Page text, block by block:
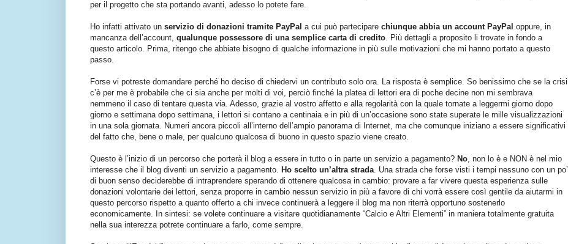
per il progetto che sta portando avanti, adesso lo potete fare.
Ho infatti attivato un servizio di donazioni tramite PayPal a cui può partecipare chiunque abbia un account PayPal oppure, in
mancanza dell’account, qualunque possessore di una semplice carta di credito. Più dettagli a proposito li trovate in fondo a
questo articolo. Prima, ritengo che abbiate bisogno di qualche informazione in più sulle motivazioni che mi hanno portato a questo
passo.
Forse vi potreste domandare perché ho deciso di chiedervi un contributo solo ora. La risposta è semplice. So benissimo che se la crisi
c’è per me è probabile che ci sia anche per molti di voi, perciò finché la platea di lettori era di poche decine non mi sembrava
nemmeno il caso di tentare questa via. Adesso, grazie al vostro affetto e alla regolarità con la quale tornate a leggermi giorno dopo
giorno e settimana dopo settimana, i lettori si contano a centinaia e in più di un’occasione sono state superate le mille visualizzazioni
in una sola giornata. Numeri ancora piccoli all’interno dell’ampio panorama di Internet, ma che comunque iniziano a essere significativi
del fatto che, bene o male, per qualcuno qualcosa di buono in questo spazio viene creato.
Questo è l’inizio di un percorso che porterà il blog a essere in tutto o in parte un servizio a pagamento? No, non lo è e NON è nel mio
interesse che il blog diventi un servizio a pagamento. Ho scelto un’altra strada. Una strada che forse visti i tempi nessuno con un po’
di buon senso deciderebbe di intraprendere sperando di ottenere qualcosa in cambio: provare a far vivere questa esperienza sulle
donazioni volontarie dei lettori, senza proporre in cambio nessun servizio in più a favore di chi vorrà essere così gentile da aiutarmi in
questo percorso rispetto a quanto offerto a chi invece continuerà a leggere il blog ma non riterrà opportuno sostenerlo
economicamente. In sintesi: se volete continuare a visitare quotidianamente “Calcio e Altri Elementi” in maniera totalmente gratuita
nella sua interezza potrete continuare a farlo, come sempre.